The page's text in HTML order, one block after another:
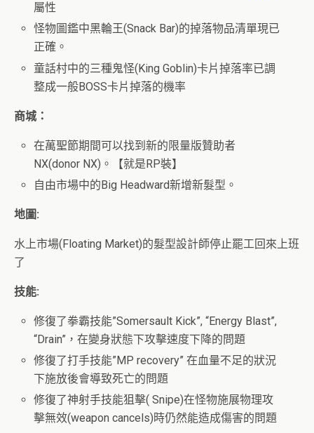
屬性
怪物圖鑑中黑輪王(Snack Bar)的掉落物品清單現已
正確。
童話村中的三種鬼怪(King Goblin)卡片掉落率已調
整成一般BOSS卡片掉落的機率
商城：
在萬聖節期間可以找到新的限量版贊助者
NX(donor NX)。【就是RP裝】
自由市場中的Big Headward新增新髮型。
地圖:
水上市場(Floating Market)的髮型設計師停止罷工回來上班
了
技能:
修復了拳霸技能”Somersault Kick”, “Energy Blast”,
“Drain”，在變身狀態下攻擊速度下降的問題
修復了打手技能”MP recovery” 在血量不足的狀況
下施放後會導致死亡的問題
修復了神射手技能狙擊( Snipe)在怪物施展物理攻
擊無效(weapon cancels)時仍然能造成傷害的問題